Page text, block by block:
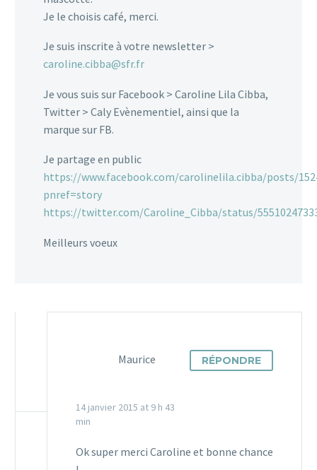
Je le choisis café, merci.
Je suis inscrite à votre newsletter >
caroline.cibba@sfr.fr
Je vous suis sur Facebook > Caroline Lila Cibba,
Twitter > Caly Evènementiel, ainsi que la
marque sur FB.
Je partage en public
https://www.facebook.com/carolinelila.cibba/posts/
pnref=story
https://twitter.com/Caroline_Cibba/status/
Meilleurs voeux
Maurice
14 janvier 2015 at 9 h 43
min
RÉPONDRE
Ok super merci Caroline et bonne chance